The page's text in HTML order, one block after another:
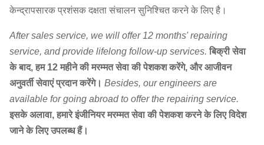
केन्द्रापसारक प्रशंसक दक्षता संचालन सुनिश्चित करने के लिए है।
After sales service, we will offer 12 months' repairing
service, and provide lifelong follow-up services. बिक्री सेवा
के बाद, हम 12 महीने की मरम्मत सेवा की पेशकश करेंगे, और आजीवन
अनुवर्ती सेवाएं प्रदान करेंगे। Besides, our engineers are
available for going abroad to offer the repairing service.
इसके अलावा, हमारे इंजीनियर मरम्मत सेवा की पेशकश करने के लिए विदेश
जाने के लिए उपलब्ध हैं।